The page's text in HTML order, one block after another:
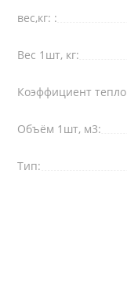
вес,кг: :
Вес 1шт, кг:
Коэффициент
Объём 1шт, м3:
Тип: